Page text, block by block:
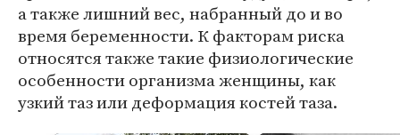
а также лишний вес, набранный до и во
время беременности. К факторам риска
относятся также такие физиологические
особенности организма женщины, как
узкий таз или деформация костей таза.